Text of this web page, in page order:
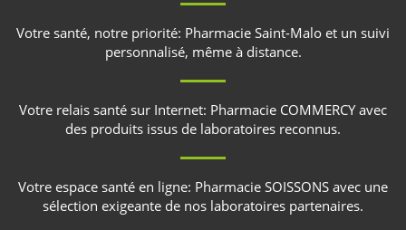
Votre santé, notre priorité: Pharmacie Saint-Malo et un suivi
personnalisé, même à distance.
Votre relais santé sur Internet: Pharmacie COMMERCYavec
des produits issus de laboratoires reconnus.
Votre espace santé en ligne: Pharmacie SOISSONS avec une
sélection exigeante de nos laboratoires partenaires.